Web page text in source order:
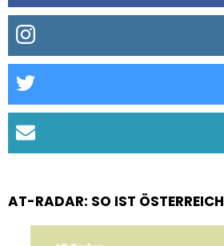
AT-RADAR: SO IST ÖSTERREICH